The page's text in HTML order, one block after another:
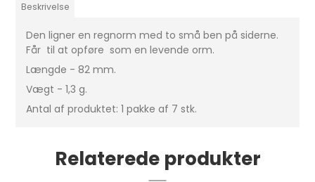
Beskrivelse
Den ligner en regnorm med to små ben på siderne.
Får til at opføre som en levende orm.
Længde - 82 mm.
Vægt - 1,3 g.
Antal af produktet: 1 pakke af 7 stk.
Relaterede produkter